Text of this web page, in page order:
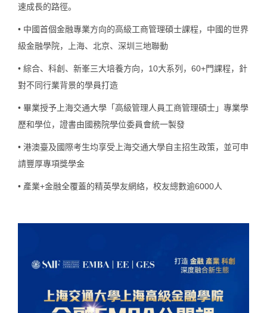
速成長的路徑。
• 中國首個金融專業方向的高級工商管理碩士課程，中國的世界
級金融學院，上海、北京、深圳三地聯動
• 綜合、 科創 、 新峯三大培養方向，10大系列，60+門課程，針
對不同行業背景的學員打造
• 畢業授予上海交通大學「高級管理人員工商管理碩士」專業學
歷和學位，證書由國務院學位委員會統一製發
• 港澳臺及國際考生均享受 上海交通大學自主招生政策，並可申
請豐厚專項獎學金
• 產業+金融全覆蓋的精英學友網絡，校友總數逾6000人